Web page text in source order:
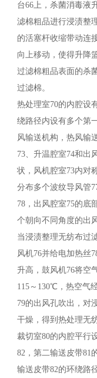
台66上，杀菌消毒液
滤棉粗品进行浸渍整
的活塞杆收缩带动连
向上移动，使得升降
过滤棉粗品表面的杀
过滤棉。
热处理室70的内腔设
绕路径内设有多个第
风输送机构，热风输
73、升温腔室74和出
状，风机腔室73内对
分布多个波纹导风管
78，出风腔室75的底
个朝向不同角度的出
当浸渍整理无纺布过
风机76并给电加热丝
升高，鼓风机76将空
115～130℃，热空气
79的出风孔吹出，对
干燥，得到热处理无
裁切室80的内腔平行
82，第二输送皮带81
输送皮带82的环绕路